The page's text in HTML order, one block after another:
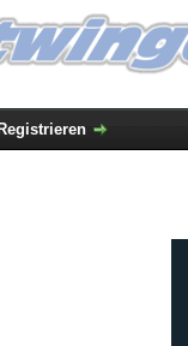
Registrieren